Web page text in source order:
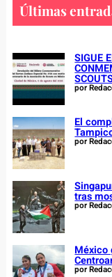
h
Últimas
SIGUE
por
El
por
tras
por
México
por